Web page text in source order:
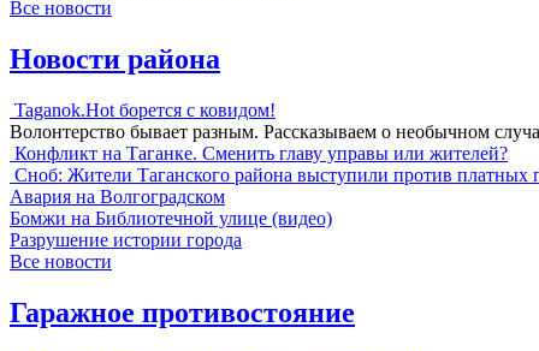
Все новости
Новости района
Taganok.Hot борется с ковидом!
Волонтерство бывает разным. Рассказываем о необычном
Конфликт на Таганке. Сменить главу управы или жителей?
Сноб: Жители Таганского района выступили против платных
Авария на Волгоградском
Бомжи на Библиотечной улице (видео)
Разрушение истории города
Все новости
Гаражное противостояние